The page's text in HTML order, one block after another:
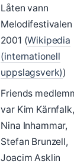
Låten vann
Melodifestivalen
2001 (Wikipedia
(internationell
uppslagsverk))
Friends
var Kim Kärnfalk,
Nina Inhammar,
Stefan Brunzell,
Joacim Asklin